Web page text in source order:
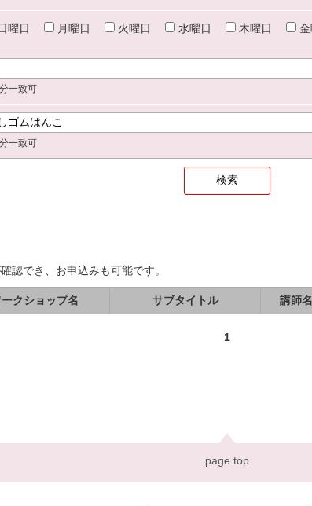
曜日 月曜日 火曜日 水曜日 木曜日 金
一致可
一致可
認でき、お申込みも可能です。
ークショップ名 サブタイトル 講師名
1
page top